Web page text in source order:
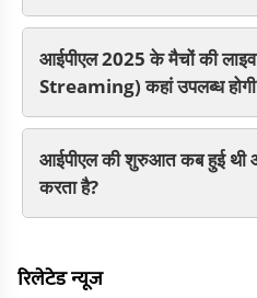
आईपीएल 2025 के मैचों की
Streaming) कहां उपलब्ध
आईपीएल की शुरुआत कब हुई थी
करता है?
रिलेटेड न्यूज